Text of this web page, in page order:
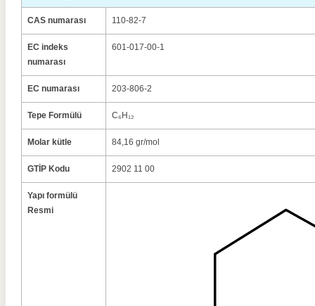
CAS numarası 110-82-7
EC indeks
numarası
601-017-00-1
EC numarası 203-806-2
Tepe Formülü C₆H₁₂
Molar kütle 84,16 gr/mol
GTİP Kodu 2902 11 00
Yapı formülü
Resmi